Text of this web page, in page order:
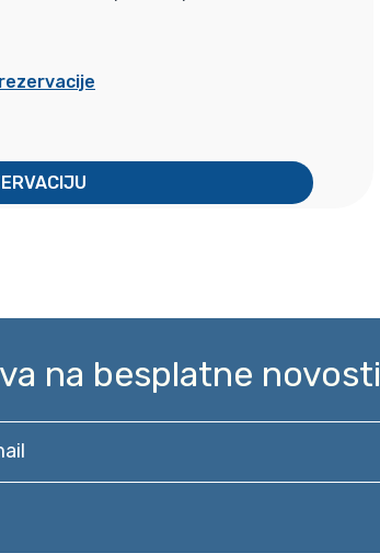
na besplatne novosti